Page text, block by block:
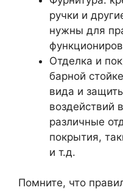
ручки и
нужны для
Отделка и
барной
вида и
воздействий
различные
покрытия,
и т.д.
Помните, что